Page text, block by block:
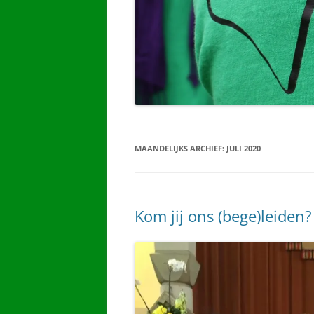
MAANDELIJKS ARCHIEF: JULI 2020
Kom jij ons (bege)leiden?